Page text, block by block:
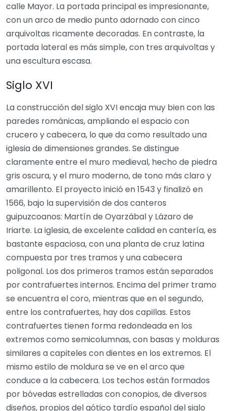
calle Mayor. La portada principal es impresionante,
con un arco de medio punto adornado con cinco
arquivoltas ricamente decoradas. En contraste, la
portada lateral es más simple, con tres arquivoltas y
una escultura escasa.
Siglo XVI
La construcción del siglo XVI encaja muy bien con las
paredes románicas, ampliando el espacio con
crucero y cabecera, lo que da como resultado una
iglesia de dimensiones grandes. Se distingue
claramente entre el muro medieval, hecho de piedra
gris oscura, y el muro moderno, de tono más claro y
amarillento. El proyecto inició en 1543 y finalizó en
1566, bajo la supervisión de dos canteros
guipuzcoanos: Martín de Oyarzábal y Lázaro de
Iriarte. La iglesia, de excelente calidad en cantería, es
bastante espaciosa, con una planta de cruz latina
compuesta por tres tramos y una cabecera
poligonal. Los dos primeros tramos están separados
por contrafuertes internos. Encima del primer tramo
se encuentra el coro, mientras que en el segundo,
entre los contrafuertes, hay dos capillas. Estos
contrafuertes tienen forma redondeada en los
extremos como semicolumnas, con basas y molduras
similares a capiteles con dientes en los extremos. El
mismo estilo de moldura se ve en el arco que
conduce a la cabecera. Los techos están formados
por bóvedas estrelladas con conopios, de diversos
diseños, propios del gótico tardío español del siglo